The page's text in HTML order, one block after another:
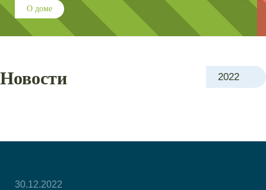
О доме
Новости 2022
30.12.2022